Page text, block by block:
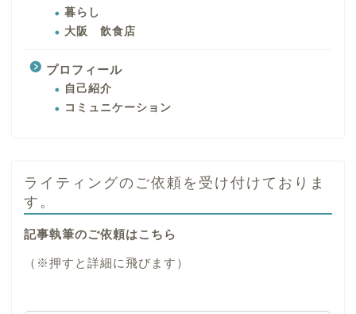
暮らし
大阪 飲食店
プロフィール
自己紹介
コミュニケーション
ライティングのご依頼を受け付けておりま
す。
記事執筆のご依頼はこちら
（※押すと詳細に飛びます）